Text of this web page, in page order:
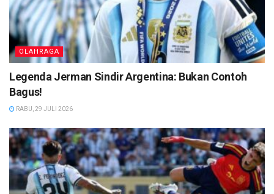
OLAHRAGA
Legenda Jerman Sindir Argentina: Bukan Contoh
Bagus!
RABU, 29 JULI 2026